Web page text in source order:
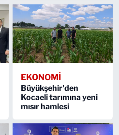
EKONOMİ
Büyükşehir'den
Kocaeli tarımına yeni
mısır hamlesi